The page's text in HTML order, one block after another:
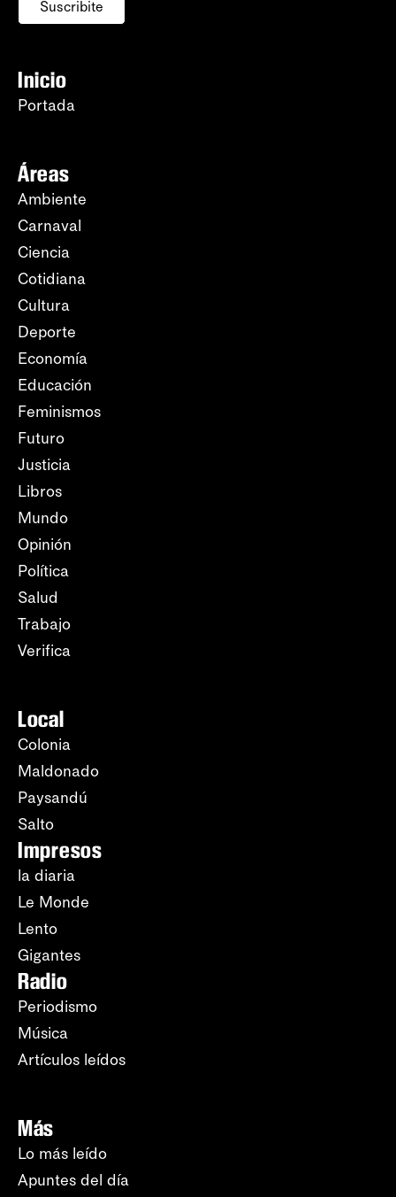
Suscribite
Inicio
Portada
Áreas
Ambiente
Carnaval
Ciencia
Cotidiana
Cultura
Deporte
Economía
Educación
Feminismos
Futuro
Justicia
Libros
Mundo
Opinión
Política
Salud
Trabajo
Verifica
Local
Colonia
Maldonado
Paysandú
Salto
Impresos
la diaria
Le Monde
Lento
Gigantes
Radio
Periodismo
Música
Artículos leídos
Más
Lo más leído
Apuntes del día